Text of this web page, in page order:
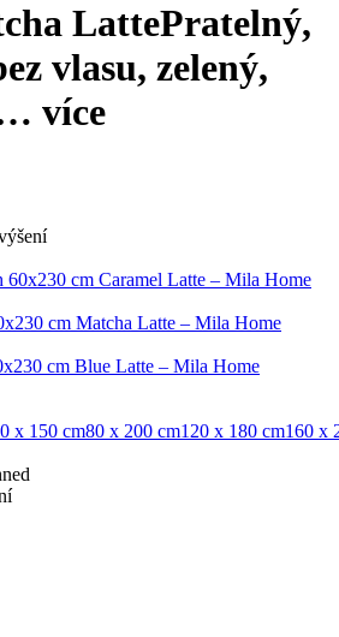
LattePratelný,
vlasu, zelený,
více
60x230 cm Caramel Latte – Mila Home
cm Matcha Latte – Mila Home
cm Blue Latte – Mila Home
x 150 cm80 x 200 cm120 x 180 cm160 x